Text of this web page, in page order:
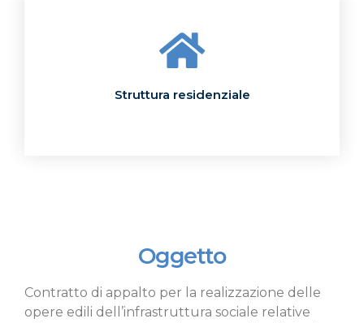
Struttura residenziale
Oggetto
Contratto di appalto per la realizzazione delle
opere edili dell’infrastruttura sociale relative